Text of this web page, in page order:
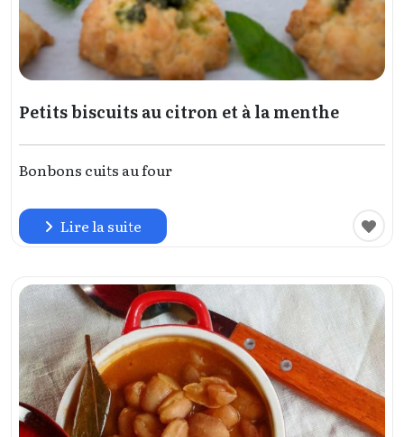
Petits biscuits au citron et à la menthe
Bonbons cuits au four
Lire la suite